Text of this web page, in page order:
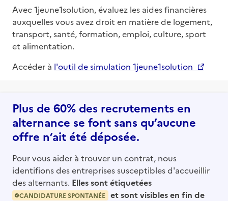
Avec 1jeune1solution, évaluez les aides financières
auxquelles vous avez droit en matière de logement,
transport, santé, formation, emploi, culture, sport
et alimentation.
Accéder à l'outil de simulation 1jeune1solution
Plus de 60% des recrutements en
alternance se font sans qu’aucune
offre n’ait été déposée.
Pour vous aider à trouver un contrat, nous
identifions des entreprises susceptibles d'accueillir
des alternants. Elles sont étiquetées
CANDIDATURE SPONTANÉE
et sont visibles en fin de